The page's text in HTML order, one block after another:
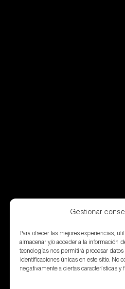
Gestionar
Para ofrecer las mejores experiencias,
almacenar y/o acceder a la información
tecnologías nos permitirá procesar
identificaciones únicas en este sitio. No
negativamente a ciertas características y